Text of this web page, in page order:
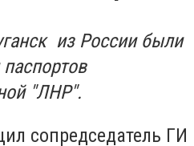
из России были
"ЛНР".
сопредседатель ГИ